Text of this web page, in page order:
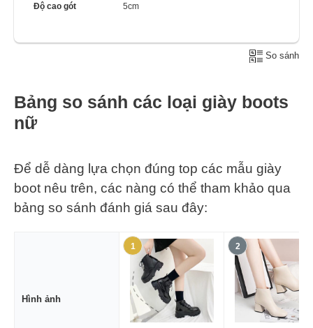
Độ cao gót 5cm
So sánh
Bảng so sánh các loại giày boots
nữ
Để dễ dàng lựa chọn đúng top các mẫu giày
boot nêu trên, các nàng có thể tham khảo qua
bảng so sánh đánh giá sau đây:
Hình ảnh
1 2